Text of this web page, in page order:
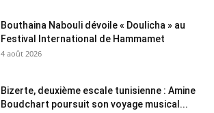
Bouthaina Nabouli dévoile « Doulicha » au
Festival International de Hammamet
4 août 2026
Bizerte, deuxième escale tunisienne : Amine
Boudchart poursuit son voyage musical...